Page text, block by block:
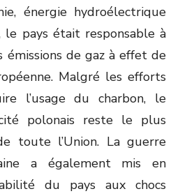
énergie hydroélectrique
le pays était responsable à
de gaz à effet de
Malgré les efforts
l’usage du charbon, le
polonais reste le plus
toute l’Union. La guerre
a également mis en
du pays aux chocs